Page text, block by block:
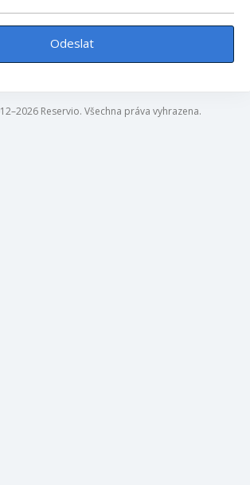
Odeslat
Reservio. Všechna práva vyhrazena.